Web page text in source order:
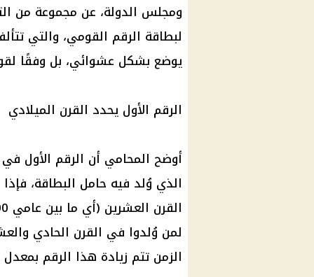
ومجلس الدولة، عن مجموعة من
لبطاقة الرقم القومي
يوضع بشكل عشوائي، بل وفقًا
الرقم الأول يحدد القرن الميلادي
أوضح المحامي أن الرقم الأول
الزمن تتم زيادة هذا الرقم